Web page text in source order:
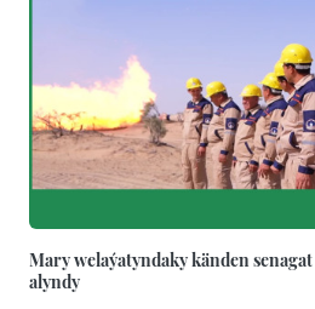
Mary welaýatyndaky känden
alyndy